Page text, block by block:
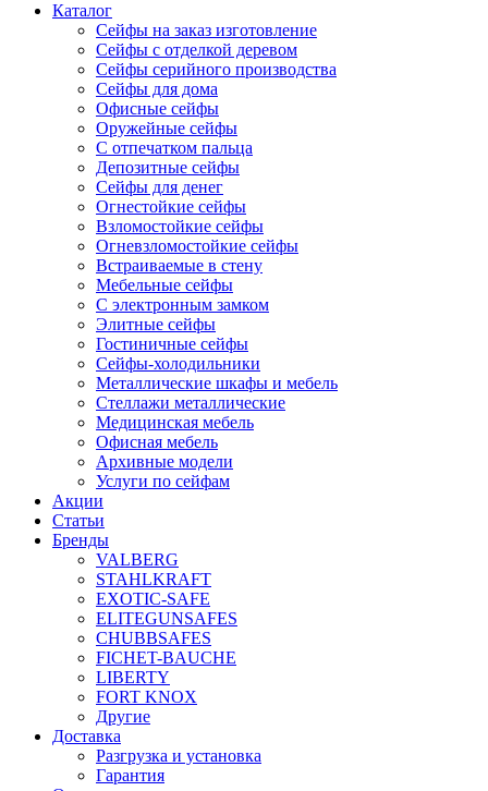
Каталог
Сейфы на заказ изготовление
Сейфы с отделкой деревом
Сейфы серийного производства
Сейфы для дома
Офисные сейфы
Оружейные сейфы
С отпечатком пальца
Депозитные сейфы
Сейфы для денег
Огнестойкие сейфы
Взломостойкие сейфы
Огневзломостойкие сейфы
Встраиваемые в стену
Мебельные сейфы
С электронным замком
Элитные сейфы
Гостиничные сейфы
Сейфы-холодильники
Металлические шкафы и мебель
Стеллажи металлические
Медицинская мебель
Офисная мебель
Архивные модели
Услуги по сейфам
Акции
Статьи
Бренды
VALBERG
STAHLKRAFT
EXOTIC-SAFE
ELITEGUNSAFES
CHUBBSAFES
FICHET-BAUCHE
LIBERTY
FORT KNOX
Другие
Доставка
Разгрузка и установка
Гарантия